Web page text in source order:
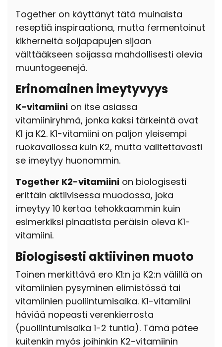
Together on käyttänyt tätä muinaista
reseptiä inspiraationa, mutta fermentoinut
kikherneitä soijapapujen sijaan
välttääkseen soijassa mahdollisesti olevia
muuntogeenejä.
Erinomainen imeytyvyys
K-vitamiini on itse asiassa
vitamiiniryhmä, jonka kaksi tärkeintä ovat
K1 ja K2. K1-vitamiini on paljon yleisempi
ruokavaliossa kuin K2, mutta valitettavasti
se imeytyy huonommin.
Together K2-vitamiini on biologisesti
erittäin aktiivisessa muodossa, joka
imeytyy 10 kertaa tehokkaammin kuin
esimerkiksi pinaatista peräisin oleva K1-
vitamiini.
Biologisesti aktiivinen muoto
Toinen merkittävä ero K1:n ja K2:n välillä on
vitamiinien pysyminen elimistössä tai
vitamiinien puoliintumisaika. K1-vitamiini
häviää nopeasti verenkierrosta
(puoliintumisaika 1-2 tuntia). Tämä pätee
kuitenkin myös joihinkin K2-vitamiinin